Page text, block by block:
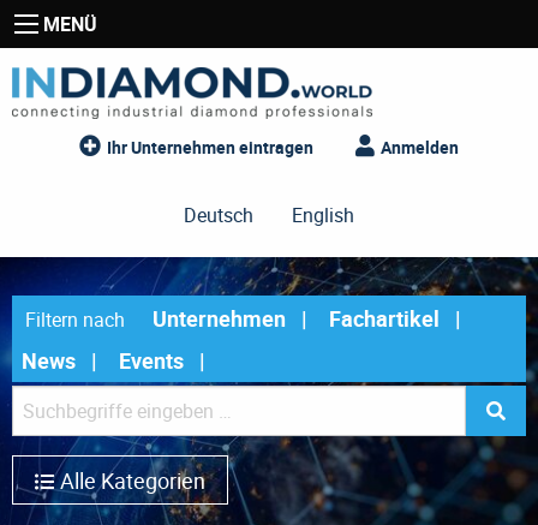
MENÜ
Ihr Unternehmen eintragen Anmelden
Deutsch English
Filtern nach Unternehmen
Fachartikel
News
Events
Alle Kategorien